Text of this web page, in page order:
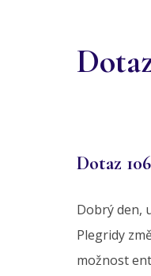
Dotaz
Dobrý den,
Plegridy
možnost